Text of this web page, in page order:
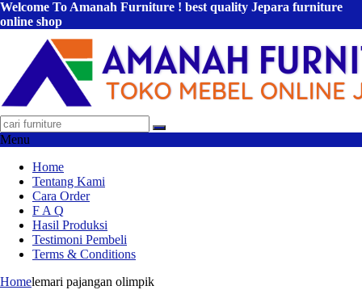
Welcome To Amanah Furniture ! best quality Jepara furniture
online shop
Menu
Home
Tentang Kami
Cara Order
F A Q
Hasil Produksi
Testimoni Pembeli
Terms & Conditions
Homelemari pajangan olimpik